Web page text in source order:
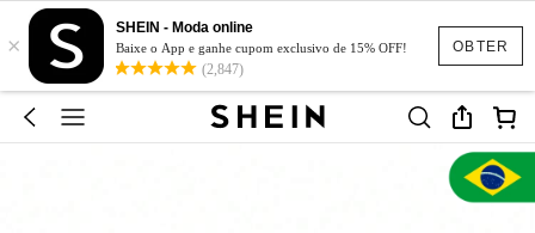
OBTER
×
SHEIN - Moda online
Baixe o App e ganhe cupom exclusivo de 15% OFF!
(2,847)